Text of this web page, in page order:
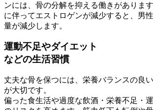
ンには、骨の分解を抑える働きがありま
に伴ってエストロゲンが減少すると、男
量が減少します。
運動不足やダイエット
などの生活習慣
丈夫な骨を保つには、栄養バランスの良
が大切です。
偏った食生活や過度な飲酒・栄養不足・